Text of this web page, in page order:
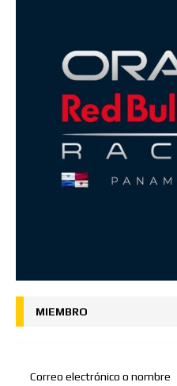
MIEMBRO
Correo electrónico o nombre